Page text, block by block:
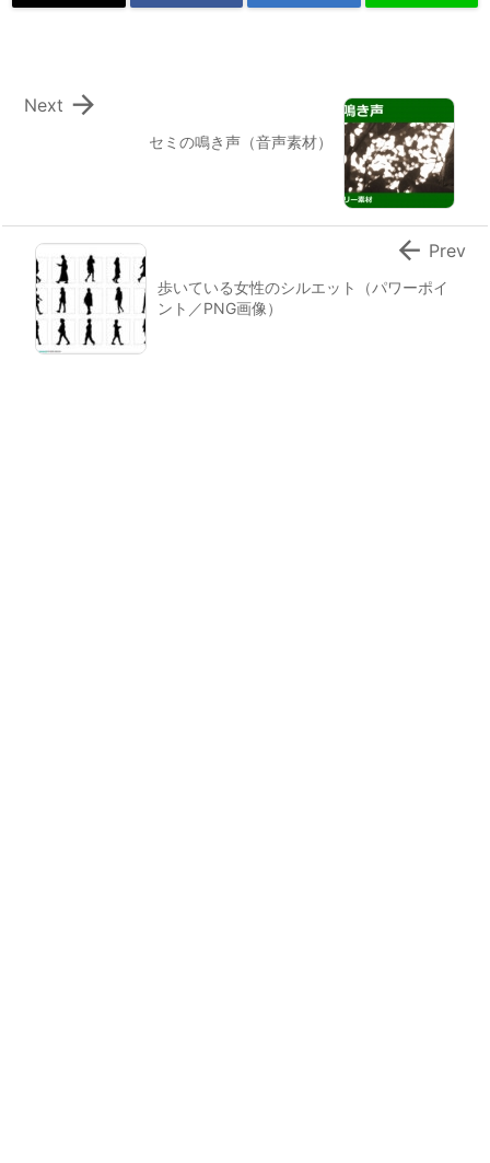
セミの鳴き声（音声素材）

Next
歩いている女性のシルエット（パワーポイ
ント／PNG画像）
 Prev